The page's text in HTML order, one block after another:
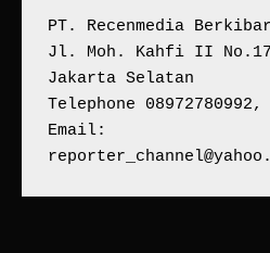
PT. Recenmedia
Jl. Moh. Kahfi II
Jakarta Selatan
Telephone 08972780992,
Email: